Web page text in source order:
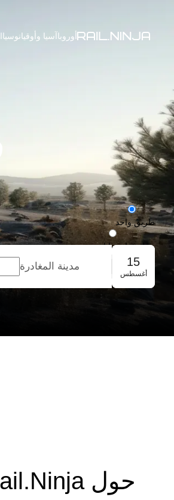
أوروبا آسيا وأوقيانوسيا
طريق واحد
رحلة ذهاب وإياب
الحجز الجماعي
15
أغسطس
مدينة المغادرة
حول Rail.Ninja